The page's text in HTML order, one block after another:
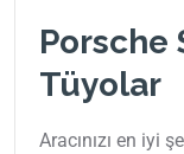
Porsche
Tüyolar
Aracınızı en iyi